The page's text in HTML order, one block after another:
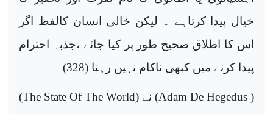
خیال پیدا کرتاہے ۔ لیکن خالی انسان کالفظ اگر
اس کا اطلاق صحیح طور پر کیا جائے ،جذبہ احترام
پیدا کرنے میں کبھی ناکام نہیں رہتا (328)
(
Adam De Hegedus) نے (The State Of The World
)